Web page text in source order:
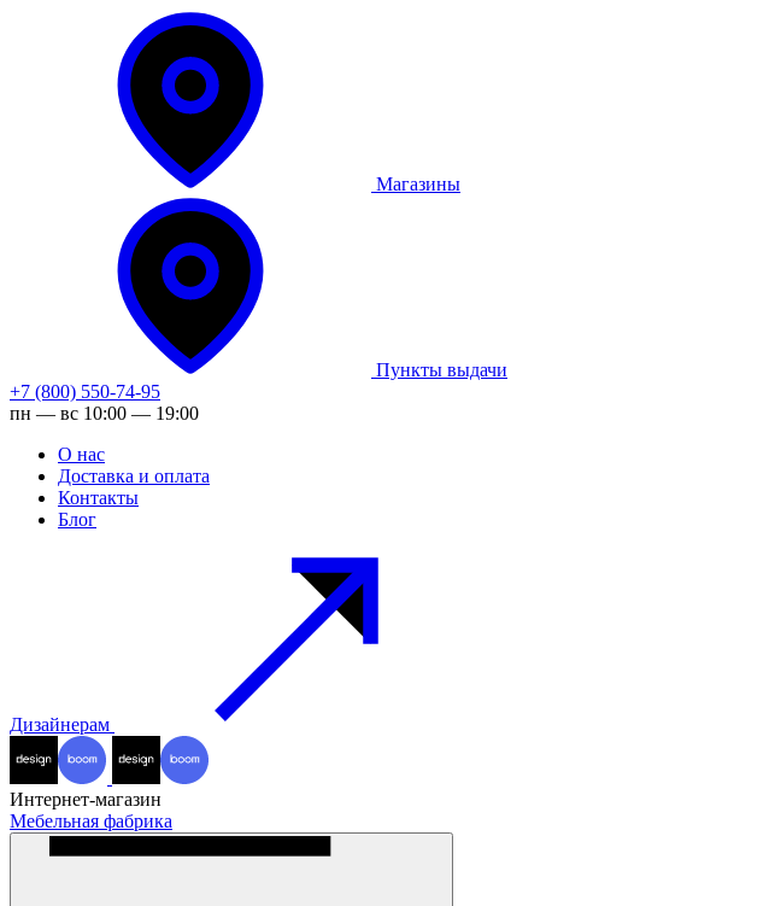
Магазины
Пункты выдачи
+7 (800) 550-74-95
пн — вс 10:00 — 19:00
О нас
Доставка и оплата
Контакты
Блог
Дизайнерам
Интернет-магазин
Мебельная фабрика